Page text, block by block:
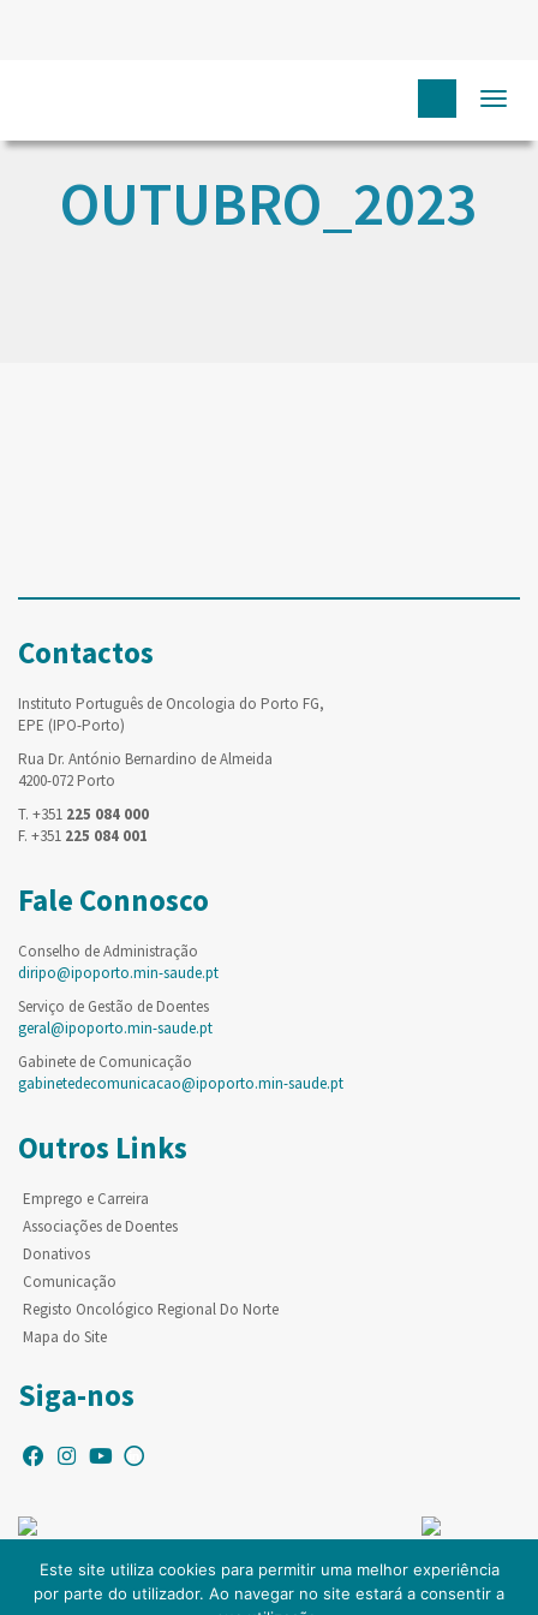
OUTUBRO_2023
Contactos
Instituto Português de Oncologia do Porto FG,
EPE (IPO-Porto)
Rua Dr. António Bernardino de Almeida
4200-072 Porto
T. +351 225 084 000
F. +351 225 084 001
Fale Connosco
Conselho de Administração
diripo@ipoporto.min-saude.pt
Serviço de Gestão de Doentes
geral@ipoporto.min-saude.pt
Gabinete de Comunicação
gabinetedecomunicacao@ipoporto.min-saude.pt
Outros Links
Emprego e Carreira
Associações de Doentes
Donativos
Comunicação
Registo Oncológico Regional Do Norte
Mapa do Site
Siga-nos
Este site utiliza cookies para permitir uma melhor experiência
por parte do utilizador. Ao navegar no site estará a consentir a